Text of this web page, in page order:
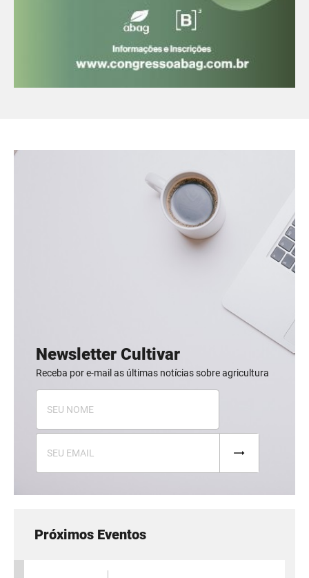
Newsletter Cultivar
Receba por e-mail as últimas notícias sobre agricultura
Próximos Eventos